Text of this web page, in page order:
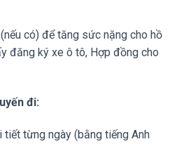
có) để tăng sức nặng cho hồ
đăng ký xe ô tô, Hợp đồng cho
đi:
tiết từng ngày (bằng tiếng Anh